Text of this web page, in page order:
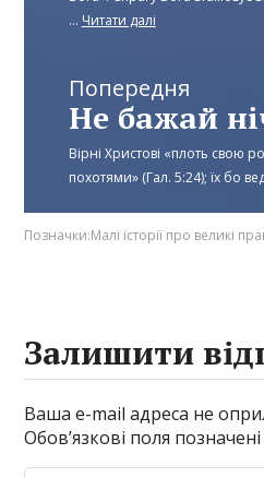
... Читати далі
Попередня
Вірні Христові «плоть свою
похотями» (Гал. 5:24); їх бо
Позначки:Малі історії про великі
Залишити
Ваша e-mail адреса не
Обов’язкові поля